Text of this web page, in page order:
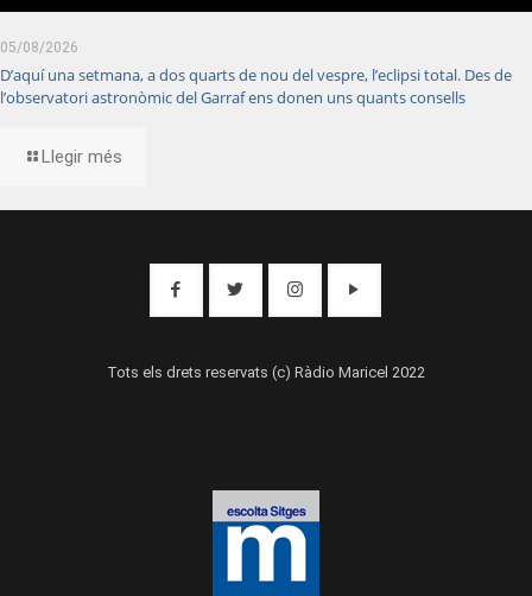
05/08/2026
D’aquí una setmana, a dos quarts de nou del vespre, l’eclipsi total. Des de
l’observatori astronòmic del Garraf ens donen uns quants consells
Llegir més
Tots els drets reservats (c) Ràdio Maricel 2022